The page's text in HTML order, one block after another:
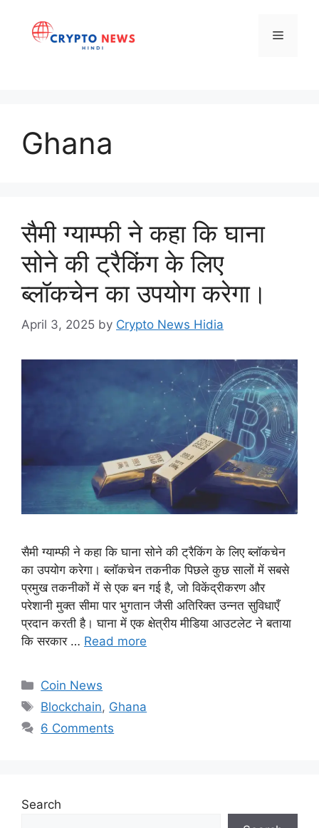
content
Menu
Ghana
सैमी ग्याम्फी ने कहा कि घाना
सोने की ट्रैकिंग के लिए
ब्लॉकचेन का उपयोग करेगा।
April 3, 2025 by Crypto News Hidia
सैमी ग्याम्फी ने कहा कि घाना सोने की ट्रैकिंग के लिए ब्लॉकचेन
का उपयोग करेगा। ब्लॉकचेन तकनीक पिछले कुछ सालों में सबसे
प्रमुख तकनीकों में से एक बन गई है, जो विकेंद्रीकरण और
परेशानी मुक्त सीमा पार भुगतान जैसी अतिरिक्त उन्नत सुविधाएँ
प्रदान करती है। घाना में एक क्षेत्रीय मीडिया आउटलेट ने बताया
कि सरकार … Read more
Categories
Coin News
Tags
Blockchain, Ghana
6 Comments
Search